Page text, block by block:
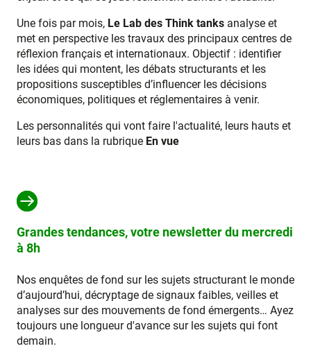
Une fois par mois, Le Lab des Think tanks analyse et
met en perspective les travaux des principaux centres de
réflexion français et internationaux. Objectif : identifier
les idées qui montent, les débats structurants et les
propositions susceptibles d’influencer les décisions
économiques, politiques et réglementaires à venir.
Les personnalités qui vont faire l'actualité, leurs hauts et
leurs bas dans la rubrique En vue
Grandes tendances, votre newsletter du mercredi
à 8h
Nos enquêtes de fond sur les sujets structurant le monde
d’aujourd’hui, décryptage de signaux faibles, veilles et
analyses sur des mouvements de fond émergents… Ayez
toujours une longueur d'avance sur les sujets qui font
demain.